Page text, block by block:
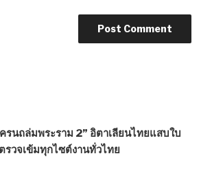
ครนถล่มพระราม 2” อิตาเลียนไทยแสบใบ
รวจเข้มทุกไซต์งานทั่วไทย